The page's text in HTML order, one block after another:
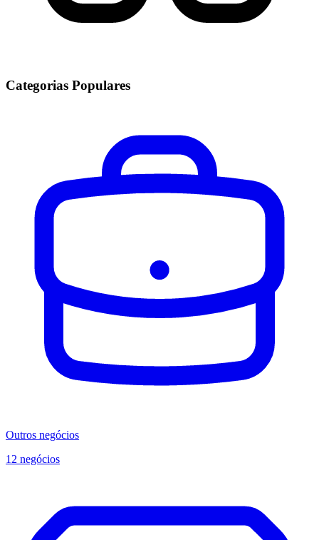
Categorias Populares
Outros negócios
12 negócios